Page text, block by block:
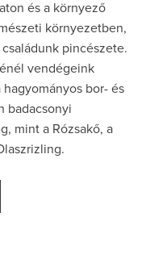
és a környező
környezetben,
pincészete.
vendégeink
bor- és
badacsonyi
mint a Rózsakő, a